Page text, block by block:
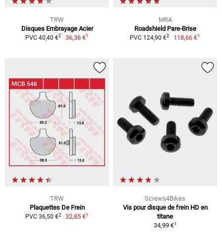
TRW
Disques Embrayage Acier
PVC 40,40 €2 36,36 €1
MRA
Roadshield Pare-Brise
PVC 124,90 €2 118,66 €1
TRW
Plaquettes De Frein
PVC 36,50 €2 32,85 €1
Screws4Bikes
Vis pour disque de frein HD en
titane
34,99 €1